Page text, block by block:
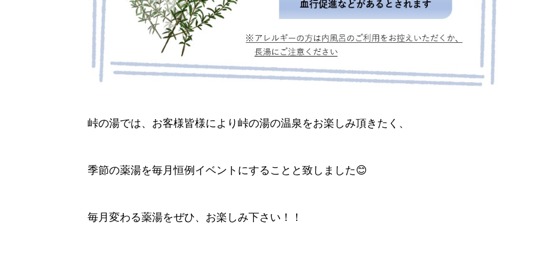
峠の湯では、お客様皆様により峠の湯の温泉をお楽しみ頂きたく、
季節の薬湯を毎月恒例イベントにすることと致しました😊
毎月変わる薬湯をぜひ、お楽しみ下さい！！